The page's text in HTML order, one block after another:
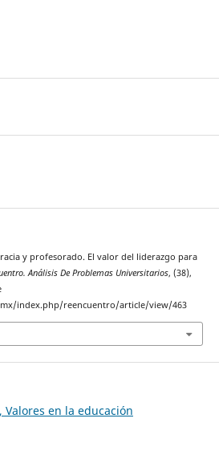
y profesorado. El valor del liderazgo para
Análisis De Problemas Universitarios, (38),
index.php/reencuentro/article/view/463
Valores en la educación